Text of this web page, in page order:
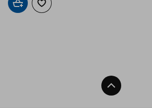
Добави в кошницата
Добави към списъка с любими
Нагоре